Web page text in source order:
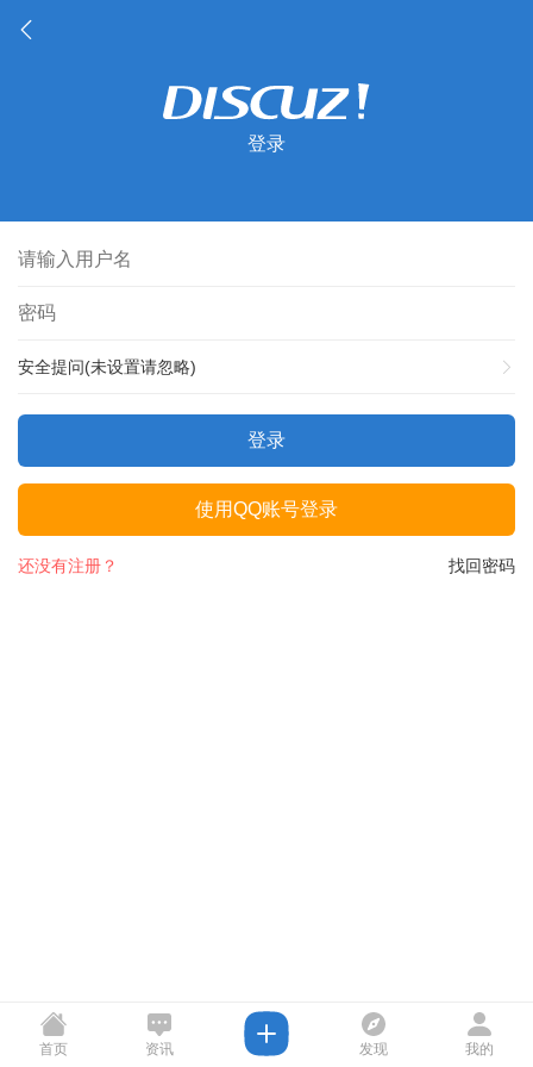
登录
安全提问(未设置请忽略)
登录
使用QQ账号登录
找回密码
还没有注册？
首页 资讯 发现 我的